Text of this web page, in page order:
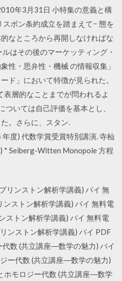
年3月31日 小特集の意義と構
スボン条約成立を踏まえて− 態を
なところから再開しなければな
はその後のマーケッティング・
性・思弁性・機械 の情報収集」
ド」において特徴が見られた。
層的なことまでが問われるよ
ついては自己評価を基本とし、
。さらに、スタン.
度) 代数学賞受賞特別講演. 寺杣
* Seiberg-Witten Monopole 方程
リンストン解析学講義) バイ 無
ストン解析学講義) バイ 無料電
ストン解析学講義) バイ 無料電
ンストン解析学講義) バイ PDF
数 (共立講座―数学の魅力) バイ
ー代数 (共立講座―数学の魅力)
ホモロジー代数 (共立講座―数学